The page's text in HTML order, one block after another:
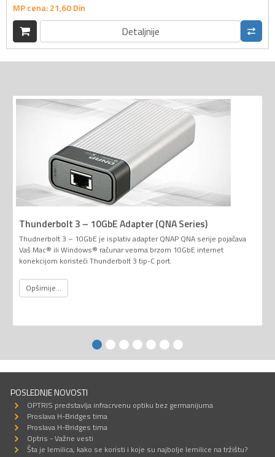
MP cena:21,60Din
Detaljnije
Thunderbolt 3 – 10GbE Adapter (QNA Series)
Thudnerbolt 3 – 10GbE je isplativ adapter QNAP QNA serije pojačava
Vaš Mac® ili Windows® računar veoma brzom 10GbE internet
konekcijom koristeći Thunderbolt 3 tip-C port.
Opširnije...
POSLEDNJE NOVOSTI
OPTRIS predstavlja infracrvenu optiku bez germanijuma
Proslava H-Bridges tima
Proslava H-Bridges tima
Optris - Važne vesti
Šta je lemilica, kako se koristi i koje su najbolje lemilice na tržištu?